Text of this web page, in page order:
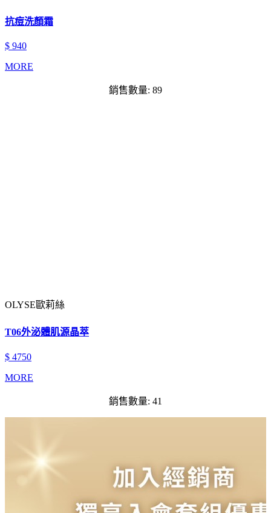
抗痘洗顏霜
$ 940
MORE
銷售數量: 89
OLYSE歐莉絲
T06外泌體肌源晶萃
$ 4750
MORE
銷售數量: 41